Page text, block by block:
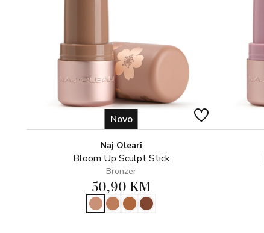
Novo
Naj Oleari
Bloom Up Sculpt Stick
Bronzer
50,90 KM